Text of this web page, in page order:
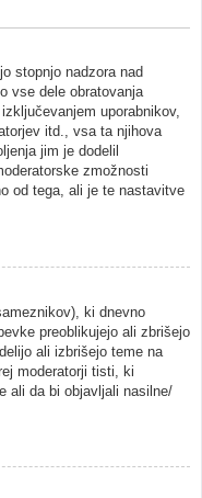
stopnjo nadzora nad
vse dele obratovanja
uporabnikov,
itd., vsa ta njihova
jim je dodelil
zmožnosti
od tega, ali je te nastavitve
ki dnevno
preoblikujejo ali zbrišejo
ali izbrišejo teme na
moderatorji tisti, ki
ali da bi objavljali nasilne/